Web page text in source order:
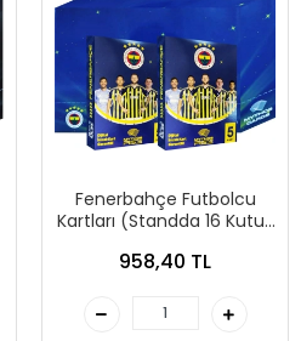
Fenerbahçe Futbolcu
Kartları (Standda 16 Kutu-
Fiyatı 59,90 TL)-Mythos
958,40 TL